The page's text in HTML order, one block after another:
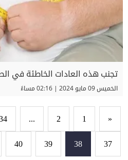
تجنب هذه العادات الخاطئة في
الخميس 09 مايو 2024 | 02:16 مساءً
«
1
2
...
37
38
39
40